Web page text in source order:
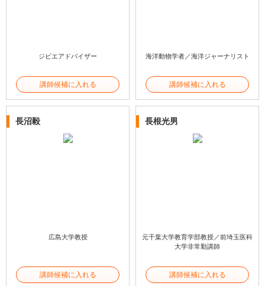
ジビエアドバイザー
講師候補に入れる
海洋動物学者／海洋ジャーナリスト
講師候補に入れる
長沼毅
広島大学教授
講師候補に入れる
長根光男
元千葉大学教育学部教授／前埼玉医科
大学非常勤講師
講師候補に入れる